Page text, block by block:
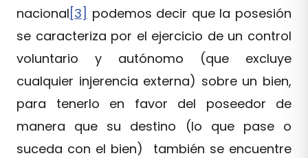
nacional [3] podemos decir que la posesión
se caracteriza por el ejercicio de un control
voluntario y autónomo (que excluye
cualquier injerencia externa) sobre un bien,
para tenerlo en favor del poseedor de
manera que su destino (lo que pase o
suceda con el bien) también se encuentre